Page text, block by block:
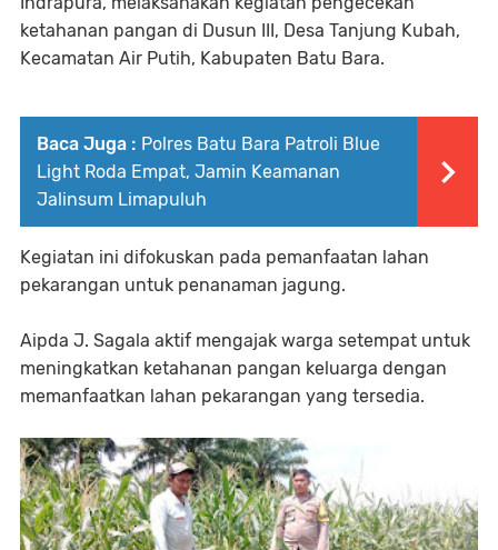
ketahanan pangan di Dusun III, Desa Tanjung Kubah,
Kecamatan Air Putih, Kabupaten Batu Bara.
Baca Juga : Polres Batu Bara Patroli Blue
Light Roda Empat, Jamin Keamanan
Jalinsum Limapuluh
Kegiatan ini difokuskan pada pemanfaatan lahan
pekarangan untuk penanaman jagung.
Aipda J. Sagala aktif mengajak warga setempat untuk
meningkatkan ketahanan pangan keluarga dengan
memanfaatkan lahan pekarangan yang tersedia.